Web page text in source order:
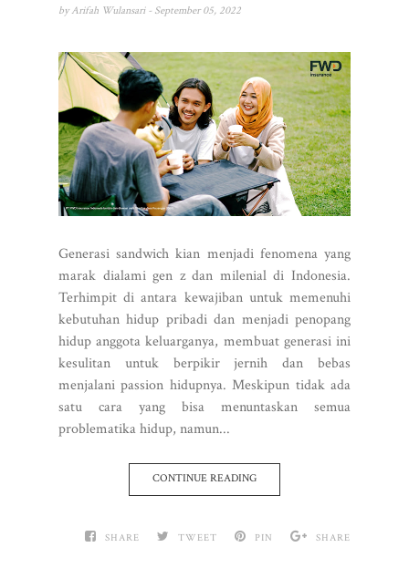
by Arifah Wulansari - September 05, 2022
Generasi sandwich kian menjadi fenomena yang
marak dialami gen z dan milenial di Indonesia.
Terhimpit di antara kewajiban untuk memenuhi
kebutuhan hidup pribadi dan menjadi penopang
hidup anggota keluarganya, membuat generasi ini
kesulitan untuk berpikir jernih dan bebas
menjalani passion hidupnya. Meskipun tidak ada
satu cara yang bisa menuntaskan semua
problematika hidup, namun...
CONTINUE READING
SHARE TWEET PIN SHARE